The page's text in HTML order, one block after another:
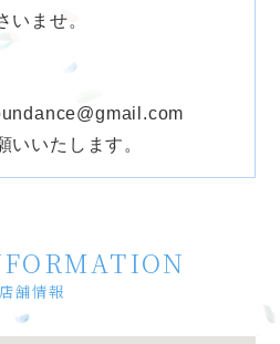
いませ。
いいたします。
店舗情報